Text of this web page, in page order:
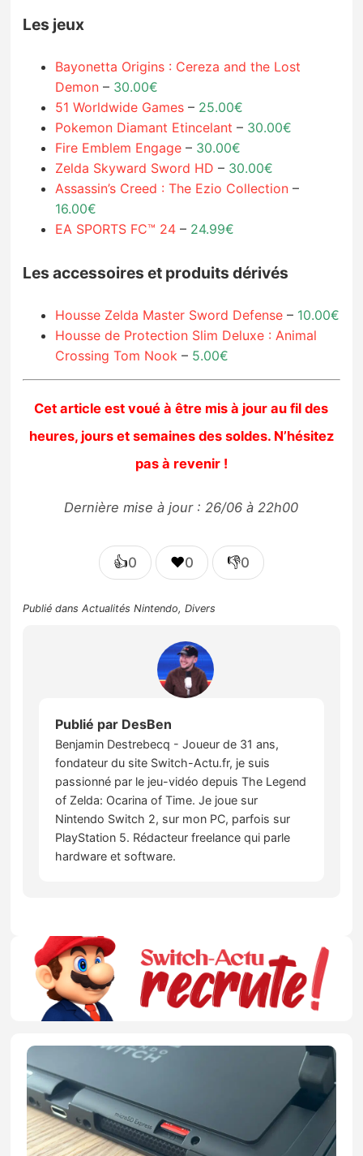
Les jeux
Bayonetta Origins : Cereza and the Lost
Demon – 30.00€
51 Worldwide Games – 25.00€
Pokemon Diamant Etincelant – 30.00€
Fire Emblem Engage – 30.00€
Zelda Skyward Sword HD – 30.00€
Assassin’s Creed : The Ezio Collection –
16.00€
EA SPORTS FC™ 24 – 24.99€
Les accessoires et produits dérivés
Housse Zelda Master Sword Defense – 10.00€
Housse de Protection Slim Deluxe : Animal
Crossing Tom Nook – 5.00€
Cet article est voué à être mis à jour au fil des
heures, jours et semaines des soldes. N’hésitez
pas à revenir !
Dernière mise à jour : 26/06 à 22h00
👍0 ❤️0 👎0
Publié dansActualités Nintendo,Divers
Publié par DesBen
Benjamin Destrebecq - Joueur de 31 ans,
fondateur du site Switch-Actu.fr, je suis
passionné par le jeu-vidéo depuis The Legend
of Zelda: Ocarina of Time. Je joue sur
Nintendo Switch 2, sur mon PC, parfois sur
PlayStation 5. Rédacteur freelance qui parle
hardware et software.